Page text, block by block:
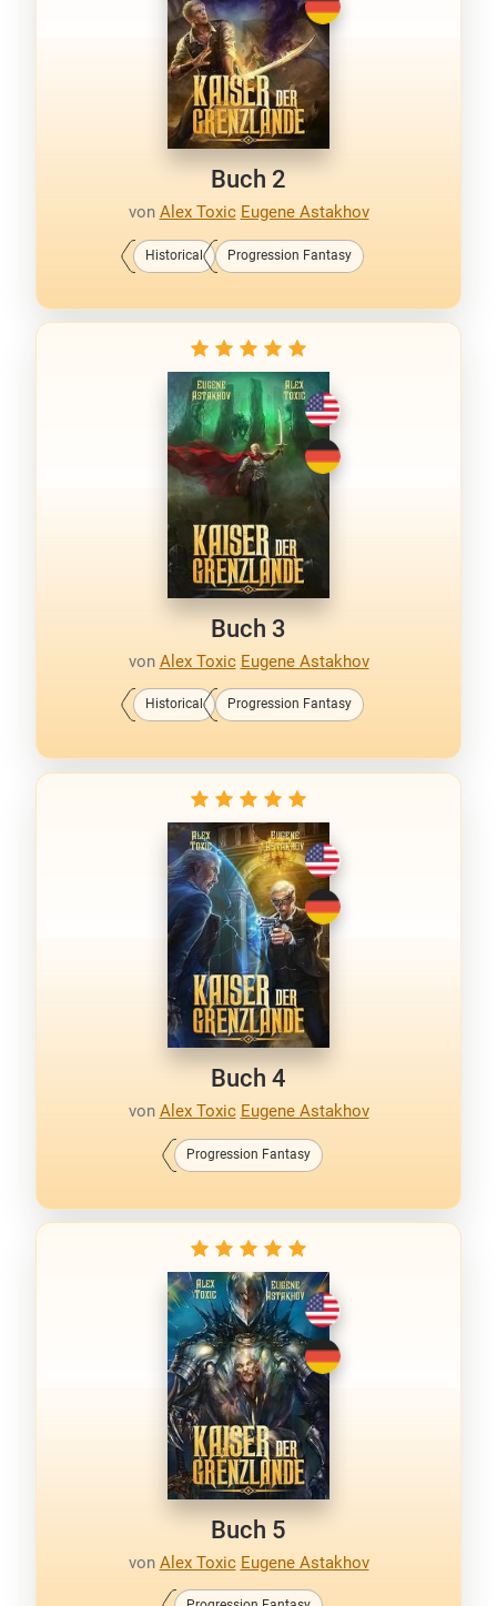
Buch 2
von Alex Toxic Eugene Astakhov
Historical Progression Fantasy
Buch 3
von Alex Toxic Eugene Astakhov
Historical Progression Fantasy
Buch 4
von Alex Toxic Eugene Astakhov
Progression Fantasy
Buch 5
von Alex Toxic Eugene Astakhov